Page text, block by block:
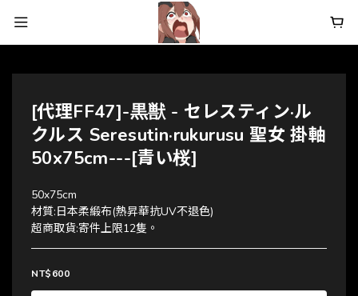
[代理FF47]-黒獣 - セレスティン·ル
クルス Seresutin·rukurusu 聖女 掛軸
50x75cm---[青い桜]
50x75cm
材質:日本柔緞布(熱昇華抗UV不退色)
超商取貨:寄件上限12隻。
NT$600